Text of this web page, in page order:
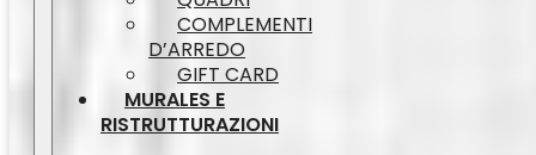
COMPLEMENTI
D’ARREDO
GIFT CARD
MURALES E
RISTRUTTURAZIONI